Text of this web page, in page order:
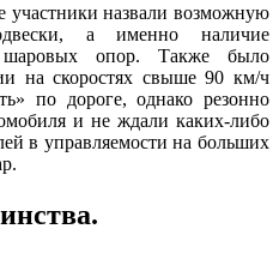
участники назвали возможную
а именно наличие
опор. Также было
на скоростях свыше 90 км/ч
по дороге, однако резонно
и не ждали каких-либо
в управляемости на больших